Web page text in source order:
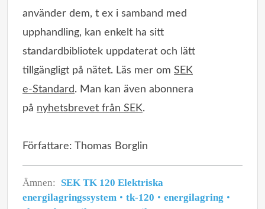
använder dem, t ex i samband med
upphandling, kan enkelt ha sitt
standardbibliotek uppdaterat och lätt
tillgängligt på nätet. Läs mer om SEK
e‑Standard. Man kan även abonnera
på nyhetsbrevet från SEK.
Författare: Thomas Borglin
Ämnen: SEK TK 120 Elektriska
energilagringssystem
tk-120
energilagring